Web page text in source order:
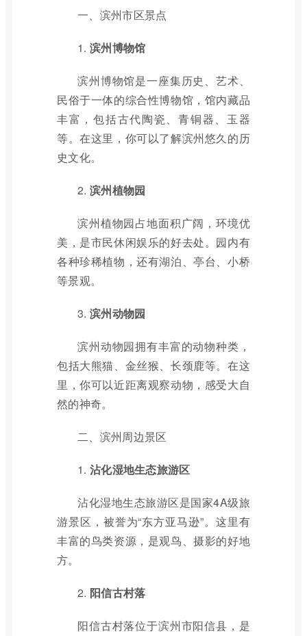
一、滨州市区景点
1. 滨州博物馆
滨州博物馆是一座集历史、艺术、
民俗于一体的综合性博物馆，馆内藏品
丰富，包括古代陶瓷、青铜器、玉器
等。在这里，你可以了解滨州悠久的历
史文化。
2. 滨州植物园
滨州植物园占地面积广阔，环境优
美，是市民休闲娱乐的好去处。园内有
各种珍稀植物，还有湖泊、亭台、小桥
等景观。
3. 滨州动物园
滨州动物园拥有丰富的动物种类，
包括大熊猫、金丝猴、长颈鹿等。在这
里，你可以近距离观察动物，感受大自
然的神奇。
二、滨州周边景区
1. 沾化湿地生态旅游区
沾化湿地生态旅游区是国家4A级旅
游景区，被誉为“东方亚马逊”。这里有
丰富的鸟类资源，是观鸟、摄影的好地
方。
2. 阳信古村落
阳信古村落位于滨州市阳信县，是